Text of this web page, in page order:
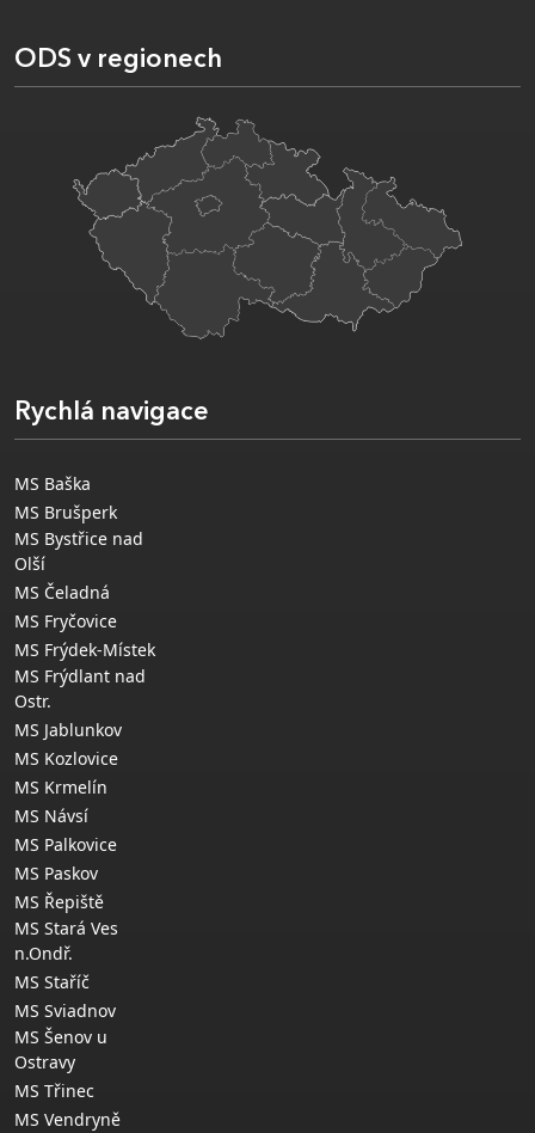
ODS v regionech
Rychlá navigace
MS Baška
MS Brušperk
MS Bystřice nad
Olší
MS Čeladná
MS Fryčovice
MS Frýdek-Místek
MS Frýdlant nad
Ostr.
MS Jablunkov
MS Kozlovice
MS Krmelín
MS Návsí
MS Palkovice
MS Paskov
MS Řepiště
MS Stará Ves
n.Ondř.
MS Staříč
MS Sviadnov
MS Šenov u
Ostravy
MS Třinec
MS Vendryně